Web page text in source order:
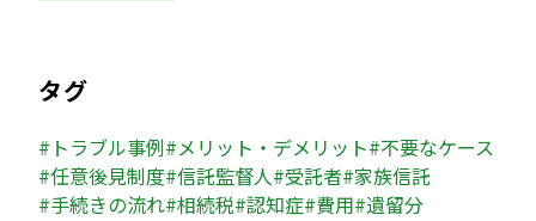
タグ
トラブル事例 メリット・デメリット 不要なケース
任意後見制度 信託監督人 受託者 家族信託
手続きの流れ 相続税 認知症 費用 遺留分